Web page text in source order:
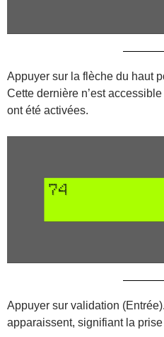
Appuyer sur la flèche du haut
Cette dernière n’est
ont été activées.
Appuyer sur validation
apparaissent, signifiant la